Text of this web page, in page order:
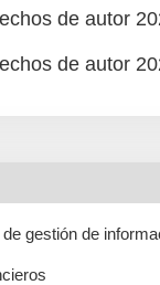
de autor
de autor
gestión de